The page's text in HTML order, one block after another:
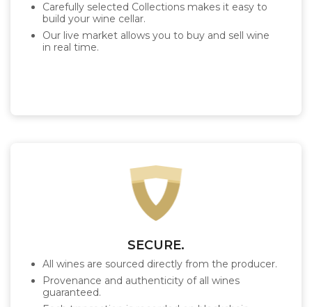
Carefully selected Collections makes it easy to
build your wine cellar.
Our live market allows you to buy and sell wine
in real time.
SECURE.
All wines are sourced directly from the producer.
Provenance and authenticity of all wines
guaranteed.